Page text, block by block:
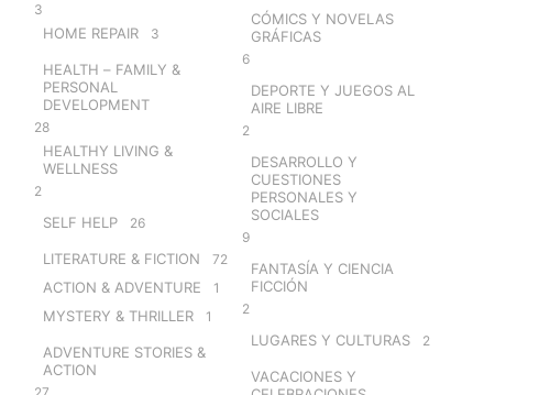
3
HOME REPAIR 3
HEALTH – FAMILY &
PERSONAL
DEVELOPMENT
28
HEALTHY LIVING &
WELLNESS
2
SELF HELP 26
LITERATURE & FICTION 72
ACTION & ADVENTURE 1
MYSTERY & THRILLER 1
ADVENTURE STORIES &
ACTION
CÓMICS Y NOVELAS
GRÁFICAS
6
DEPORTE Y JUEGOS AL
AIRE LIBRE
2
DESARROLLO Y
CUESTIONES
PERSONALES Y
SOCIALES
9
FANTASÍA Y CIENCIA
FICCIÓN
2
LUGARES Y CULTURAS 2
VACACIONES Y